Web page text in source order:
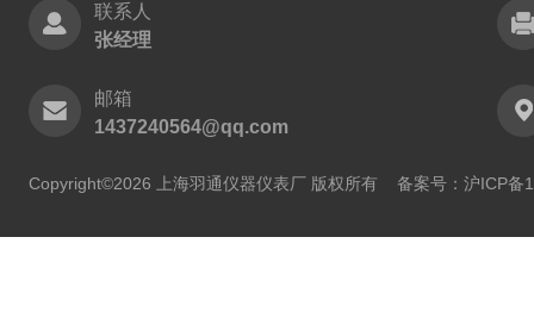
联系人
张经理
邮箱
1437240564@qq.com
Copyright©2026 上海羽通仪器仪表厂 版权所有 备案号：沪ICP备